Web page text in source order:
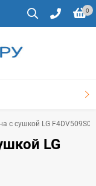
0
с сушкой LG F4DV509S0E
LG